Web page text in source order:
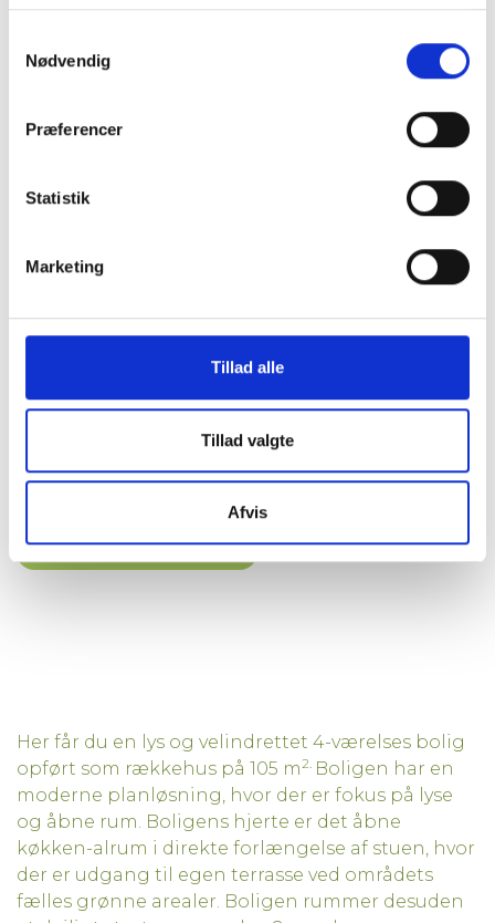
Nødvendig
Præferencer
Statistik
Marketing
Tillad alle
Tillad valgte
Afvis
Værelser
4
Print reference ark
Her får du en lys og velindrettet 4-værelses bolig
opført som rækkehus på 105 m2. Boligen har en
moderne planløsning, hvor der er fokus på lyse
og åbne rum. Boligens hjerte er det åbne
køkken-alrum i direkte forlængelse af stuen, hvor
der er udgang til egen terrasse ved områdets
fælles grønne arealer. Boligen rummer desuden